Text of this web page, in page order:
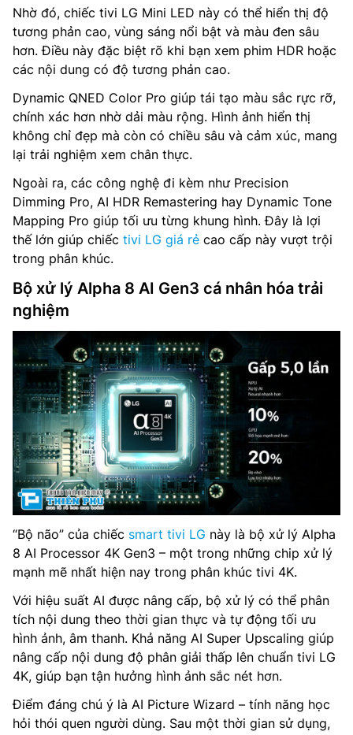
Nhờ đó, chiếc tivi LG Mini LED này có thể hiển thị độ
tương phản cao, vùng sáng nổi bật và màu đen sâu
hơn. Điều này đặc biệt rõ khi bạn xem phim HDR hoặc
các nội dung có độ tương phản cao.
Dynamic QNED Color Pro giúp tái tạo màu sắc rực rỡ,
chính xác hơn nhờ dải màu rộng. Hình ảnh hiển thị
không chỉ đẹp mà còn có chiều sâu và cảm xúc, mang
lại trải nghiệm xem chân thực.
Ngoài ra, các công nghệ đi kèm như Precision
Dimming Pro, AI HDR Remastering hay Dynamic Tone
Mapping Pro giúp tối ưu từng khung hình. Đây là lợi
thế lớn giúp chiếc tivi LG giá rẻ cao cấp này vượt trội
trong phân khúc.
Bộ xử lý Alpha 8 AI Gen3 cá nhân hóa trải
nghiệm
“Bộ não” của chiếc smart tivi LG này là bộ xử lý Alpha
8 AI Processor 4K Gen3 – một trong những chip xử lý
mạnh mẽ nhất hiện nay trong phân khúc tivi 4K.
Với hiệu suất AI được nâng cấp, bộ xử lý có thể phân
tích nội dung theo thời gian thực và tự động tối ưu
hình ảnh, âm thanh. Khả năng AI Super Upscaling giúp
nâng cấp nội dung độ phân giải thấp lên chuẩn tivi LG
4K, giúp bạn tận hưởng hình ảnh sắc nét hơn.
Điểm đáng chú ý là AI Picture Wizard – tính năng học
hỏi thói quen người dùng. Sau một thời gian sử dụng,